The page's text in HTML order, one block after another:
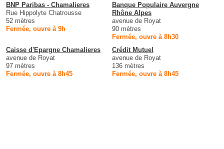
BNP Paribas - Chamalieres
Rue Hippolyte Chatrousse
52 mètres
Fermée, ouvre à 9h
Banque Populaire Auvergne
Rhône Alpes
avenue de Royat
90 mètres
Fermée, ouvre à 8h30
Caisse d'Epargne Chamalieres
avenue de Royat
97 mètres
Fermée, ouvre à 8h45
Crédit Mutuel
avenue de Royat
136 mètres
Fermée, ouvre à 8h45